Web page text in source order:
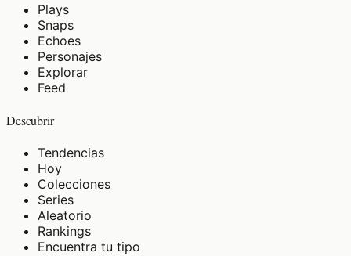
Plays
Snaps
Echoes
Personajes
Explorar
Feed
Descubrir
Tendencias
Hoy
Colecciones
Series
Aleatorio
Rankings
Encuentra tu tipo